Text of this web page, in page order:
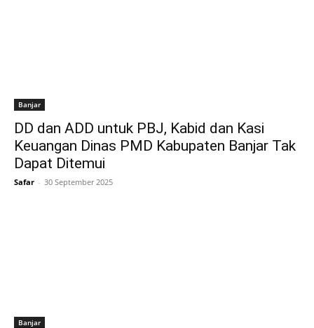
Banjar
DD dan ADD untuk PBJ, Kabid dan Kasi
Keuangan Dinas PMD Kabupaten Banjar Tak
Dapat Ditemui
Safar - 30 September 2025
Banjar